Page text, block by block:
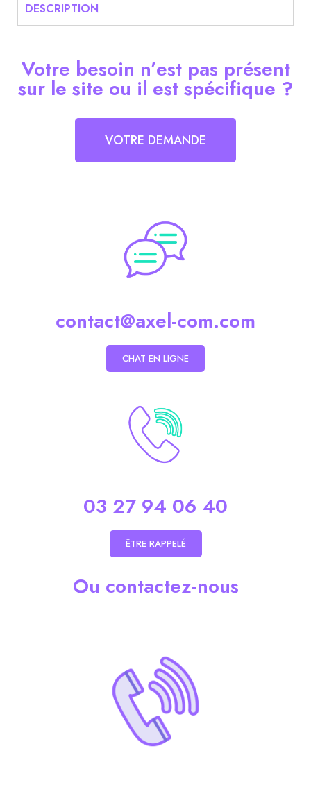
DESCRIPTION
Votre besoin n’est pas présent
sur le site ou il est spécifique ?
VOTRE DEMANDE
contact@axel-com.com
CHAT EN LIGNE
03 27 94 06 40
ÊTRE RAPPELÉ
Ou contactez-nous